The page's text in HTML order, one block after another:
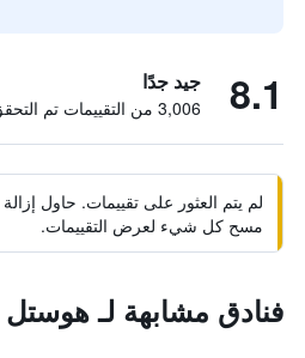
8.1 جيد جدًا
3,006 من التقييمات تم التحقق منها
لم يتم العثور على تقييمات. حاول
مسح كل شيء لعرض التقييمات.
فنادق مشابهة لـ